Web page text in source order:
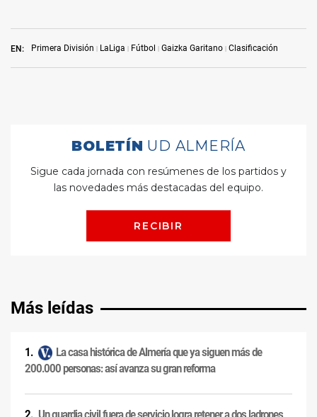
EN: Primera División LaLiga Fútbol Gaizka Garitano Clasificación
Más leídas
La casa histórica de Almería que ya siguen más de
200.000 personas: así avanza su gran reforma